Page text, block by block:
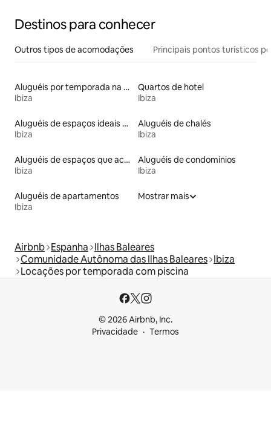
Destinos para conhecer
Outros tipos de acomodações Principais pontos turísticos
Aluguéis por temporada na orla
Ibiza
Quartos de hotel
Ibiza
Aluguéis de espaços ideais para famílias
Ibiza
Aluguéis de chalés
Ibiza
Aluguéis de espaços que aceitam animais de estimação
Ibiza
Aluguéis de condomínios
Ibiza
Aluguéis de apartamentos
Ibiza
Mostrar mais
Airbnb Espanha Ilhas Baleares
Comunidade Autônoma das Ilhas Baleares Ibiza
Locações por temporada com piscina
© 2026 Airbnb, Inc.
Privacidade
Termos